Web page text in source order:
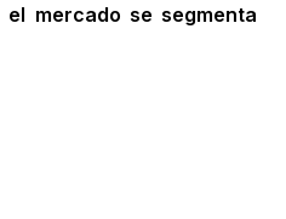
mercado se segmenta